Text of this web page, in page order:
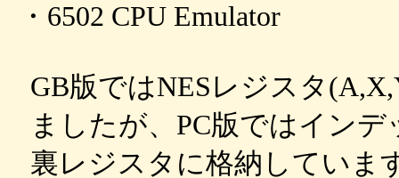
・6502 CPU Emulator
GB版ではNESレジスタ
ましたが、PC版ではイン
裏レジスタに格納していま